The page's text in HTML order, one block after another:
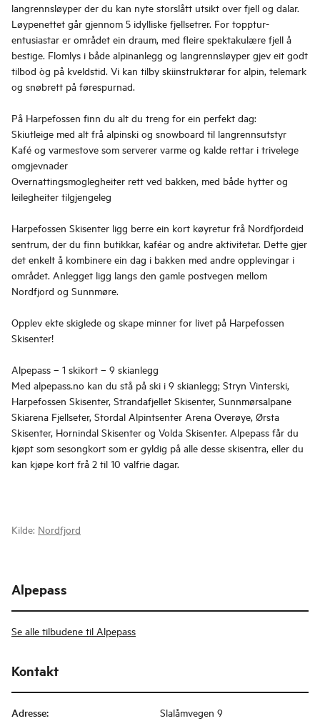
langrennsløyper der du kan nyte storslått utsikt over fjell og dalar.
Løypenettet går gjennom 5 idylliske fjellsetrer. For topptur-
entusiastar er området ein draum, med fleire spektakulære fjell å
bestige. Flomlys i både alpinanlegg og langrennsløyper gjev eit godt
tilbod òg på kveldstid. Vi kan tilby skiinstruktørar for alpin, telemark
og snøbrett på førespurnad.
På Harpefossen finn du alt du treng for ein perfekt dag:
Skiutleige med alt frå alpinski og snowboard til langrennsutstyr
Kafé og varmestove som serverer varme og kalde rettar i trivelege
omgjevnader
Overnattingsmoglegheiter rett ved bakken, med både hytter og
leilegheiter tilgjengeleg
Harpefossen Skisenter ligg berre ein kort køyretur frå Nordfjordeid
sentrum, der du finn butikkar, kaféar og andre aktivitetar. Dette gjer
det enkelt å kombinere ein dag i bakken med andre opplevingar i
området. Anlegget ligg langs den gamle postvegen mellom
Nordfjord og Sunnmøre.
Opplev ekte skiglede og skape minner for livet på Harpefossen
Skisenter!
Alpepass – 1 skikort – 9 skianlegg
Med alpepass.no kan du stå på ski i 9 skianlegg; Stryn Vinterski,
Harpefossen Skisenter, Strandafjellet Skisenter, Sunnmørsalpane
Skiarena Fjellseter, Stordal Alpintsenter Arena Overøye, Ørsta
Skisenter, Hornindal Skisenter og Volda Skisenter. Alpepass får du
kjøpt som sesongkort som er gyldig på alle desse skisentra, eller du
kan kjøpe kort frå 2 til 10 valfrie dagar.
Kilde: Nordfjord
Alpepass
Se alle tilbudene til Alpepass
Kontakt
Adresse:
Slalåmvegen 9